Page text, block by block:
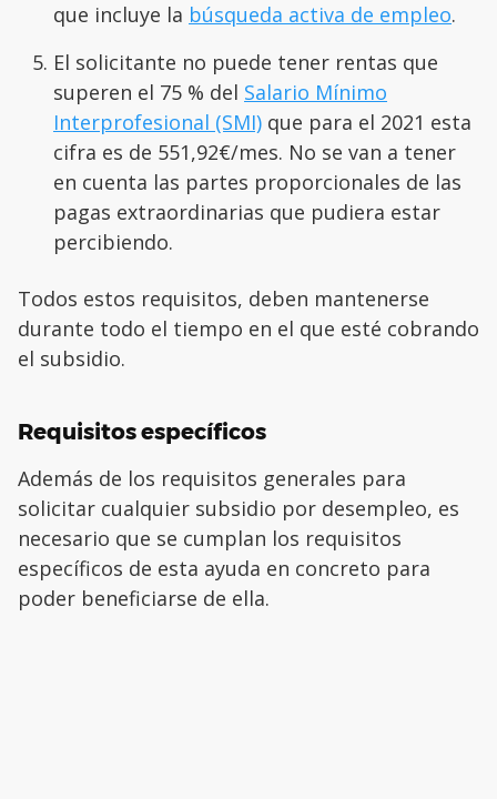
que incluye la búsqueda activa de empleo.
El solicitante no puede tener rentas que
superen el 75 % del Salario Mínimo
Interprofesional (SMI) que para el 2021 esta
cifra es de 551,92€/mes. No se van a tener
en cuenta las partes proporcionales de las
pagas extraordinarias que pudiera estar
percibiendo.
Todos estos requisitos, deben mantenerse
durante todo el tiempo en el que esté cobrando
el subsidio.
Requisitos específicos
Además de los requisitos generales para
solicitar cualquier subsidio por desempleo, es
necesario que se cumplan los requisitos
específicos de esta ayuda en concreto para
poder beneficiarse de ella.